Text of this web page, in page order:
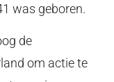
was geboren.
de
om actie te